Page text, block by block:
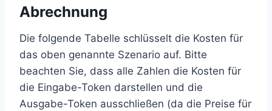
Abrechnung
Die folgende Tabelle schlüsselt die Kosten für
das oben genannte Szenario auf. Bitte
beachten Sie, dass alle Zahlen die Kosten für
die Eingabe-Token darstellen und die
Ausgabe-Token ausschließen (da die Preise für